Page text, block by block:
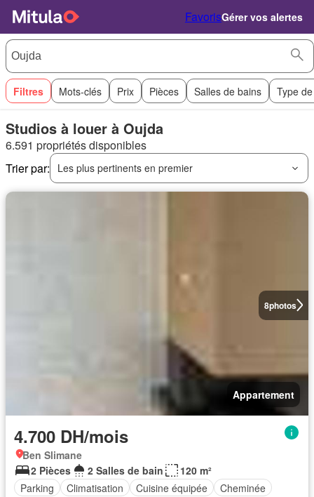
FavorisGérer vos alertes
Filtres Mots-clés Prix Pièces Salles de bains Type
Studios à louer à Oujda
6.591 propriétés disponibles
Trier par:
Les plus pertinents en premier
8photos
Appartement
4.700 DH/mois
Ben Slimane
2 Pièces
2 Salles de bain
120 m²
Parking
Climatisation Cuisine équipée Cheminée